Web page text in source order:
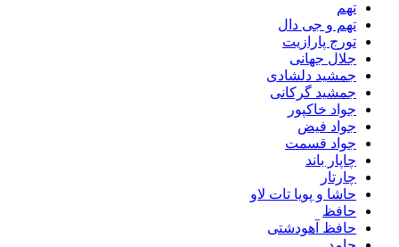
تهم و جی دال
تورج پارازیت
جلال جهانی
جمشید دلشادی
جمشید گرکانی
جواد خاکپور
جواد فیض
جواد قسمت
چاپار باند
چارتار
حاشا و پویا تات لاو
حافظ
حافظ آهودشتی